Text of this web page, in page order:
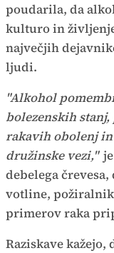
poudarila, da
kulturo in
največjih
ljudi.
"Alkohol
bolezenskih stanj,
rakavih obolenj
družinske vezi,"
debelega
votline,
primerov raka
Raziskave